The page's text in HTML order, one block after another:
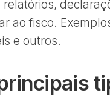
relatórios,
ao fisco.
e outros.